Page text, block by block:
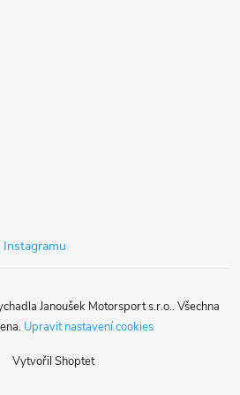
Vytvořil Shoptet
Janoušek Motorsport s.r.o.. Všechna
Upravit nastavení cookies